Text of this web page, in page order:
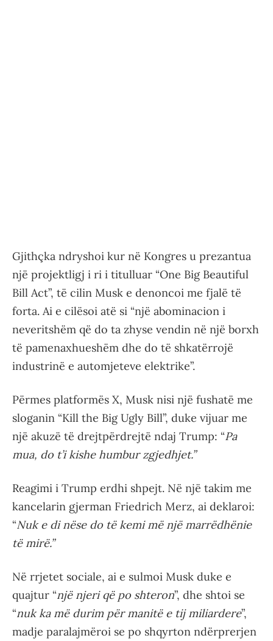
Gjithçka ndryshoi kur në Kongres u prezantua
një projektligj i ri i titulluar “One Big Beautiful
Bill Act”, të cilin Musk e denoncoi me fjalë të
forta. Ai e cilësoi atë si “një abominacion i
neveritshëm që do ta zhyse vendin në një borxh
të pamenaxhueshëm dhe do të shkatërrojë
industrinë e automjeteve elektrike”.
Përmes platformës X, Musk nisi një fushatë me
sloganin “Kill the Big Ugly Bill”, duke vijuar me
një akuzë të drejtpërdrejtë ndaj Trump: “Pa
mua, do t’i kishe humbur zgjedhjet.”
Reagimi i Trump erdhi shpejt. Në një takim me
kancelarin gjerman Friedrich Merz, ai deklaroi:
“Nuk e di nëse do të kemi më një marrëdhënie
të mirë.”
Në rrjetet sociale, ai e sulmoi Musk duke e
quajtur “një njeri që po shteron”, dhe shtoi se
“nuk ka më durim për manitë e tij miliardere”,
madje paralajmëroi se po shqyrton ndërprerjen